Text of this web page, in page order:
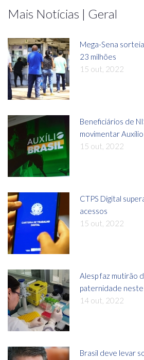
Mais Notícias | Geral
Mega-Sena
23 milhões
15 out, 2022
Beneficiários de
movimentar
15 out, 2022
CTPS Digital
acessos
15 out, 2022
Alesp faz mutirão
paternidade
14 out, 2022
Brasil deve levar